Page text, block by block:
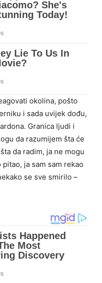
okolina, pošto
i sada uvijek dođu,
Granica ljudi i
da razumijem šta će
da radim, ja ne mogu
ja sam sam rekao
se sve smirilo –